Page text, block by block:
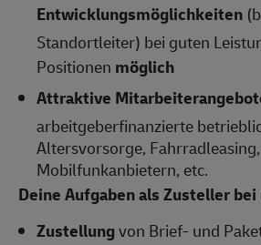
Entwicklungsmöglichkeiten
Standortleiter) bei guten
Positionen möglich
Attraktive
arbeitgeberfinanzierte
Altersvorsorge,
Mobilfunkanbietern, etc.
Deine Aufgaben als Zusteller bei
Zustellungvon Brief- und